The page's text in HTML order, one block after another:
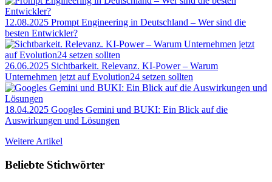
12.08.2025 Prompt Engineering in Deutschland – Wer sind die
besten Entwickler?
26.06.2025 Sichtbarkeit. Relevanz. KI-Power – Warum
Unternehmen jetzt auf Evolution24 setzen sollten
18.04.2025 Googles Gemini und BUKI: Ein Blick auf die
Auswirkungen und Lösungen
Weitere Artikel
Beliebte Stichwörter